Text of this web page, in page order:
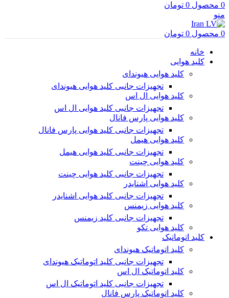
0 محصول 0 تومان
منو
0 محصول 0 تومان
خانه
کلید هوایی
کلید هوایی هیوندای
تجهیزات جانبی کلید هوایی هیوندای
کلید هوایی ال اس
تجهیزات جانبی کلید هوایی ال اس
کلید هوایی پارس فانال
تجهیزات جانبی کلید هوایی پارس فانال
کلید هوایی هیمل
تجهیزات جانبی کلید هوایی هیمل
کلید هوایی چینت
تجهیزات جانبی کلید هوایی چینت
کلید هوایی اشنایدر
تجهیزات جانبی کلید هوایی اشنایدر
کلید هوایی زیمنس
تجهیزات جانبی کلید زیمنس
کلید هوایی تکو
کلید اتوماتیک
کلید اتوماتیک هیوندای
تجهیزات جانبی کلید اتوماتیک هیوندای
کلید اتوماتیک ال اس
تجهیزات جانبی کلید اتوماتیک ال اس
کلید اتوماتیک پارس فانال